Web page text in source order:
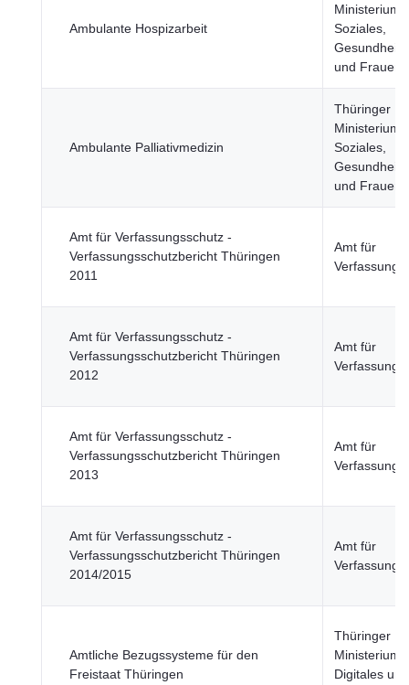
Ambulante Hospizarbeit
Ministerium
Soziales,
Gesundheit,
und Frauen
Ambulante Palliativmedizin
Thüringer
Ministerium
Soziales,
Gesundheit,
und Frauen
Amt für Verfassungsschutz -
Verfassungsschutzbericht Thüringen
2011
Amt für
Amt für Verfassungsschutz -
Verfassungsschutzbericht Thüringen
2012
Amt für
Amt für Verfassungsschutz -
Verfassungsschutzbericht Thüringen
2013
Amt für
Amt für Verfassungsschutz -
Verfassungsschutzbericht Thüringen
2014/2015
Amt für
Amtliche Bezugssysteme für den
Freistaat Thüringen
Thüringer
Ministerium
Digitales und